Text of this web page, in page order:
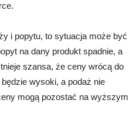
i popytu, to sytuacja może być
na dany produkt spadnie, a
szansa, że ceny wrócą do
wysoki, a podaż nie
mogą pozostać na wyższym